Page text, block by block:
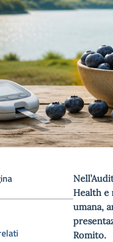
Health e
umana,
Romito.